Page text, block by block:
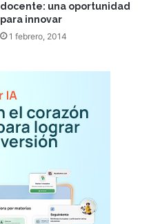
docente: una oportunidad
para innovar
1 febrero, 2014